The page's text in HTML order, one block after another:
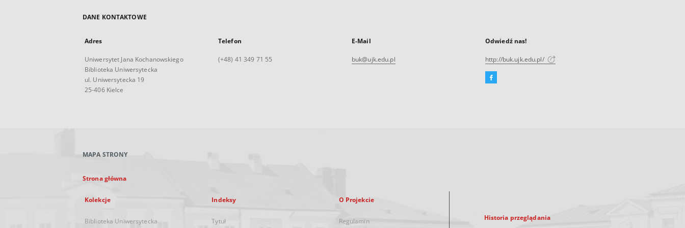
DANE KONTAKTOWE
Adres
Uniwersytet Jana Kochanowskiego
Biblioteka Uniwersytecka
ul. Uniwersytecka 19
25-406 Kielce
Telefon
(+48) 41 349 71 55
E-Mail
buk@ujk.edu.pl
Odwiedź nas!
http://buk.ujk.edu.pl/
Facebook
MAPA STRONY
Strona główna
Kolekcje
Biblioteka Uniwersytecka
Indeksy
Tytuł
O Projekcie
Regulamin Historia przeglądania